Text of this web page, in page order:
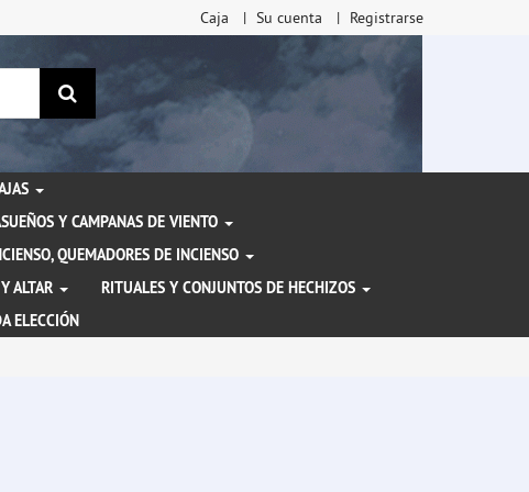
Caja Su cuenta Registrarse
Buscar
Y CAMPANAS DE VIENTO
QUEMADORES DE INCIENSO
ALTAR
RITUALES Y CONJUNTOS DE HECHIZOS
ELECCIÓN